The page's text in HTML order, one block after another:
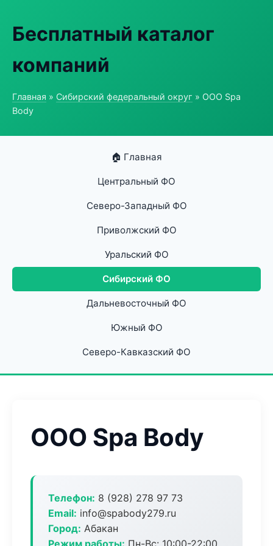
Бесплатный каталог
компаний
Главная » Сибирский федеральный округ » ООО Spa
Body
🏠 Главная
Центральный ФО
Северо-Западный ФО
Приволжский ФО
Уральский ФО
Сибирский ФО
Дальневосточный ФО
Южный ФО
Северо-Кавказский ФО
ООО Spa Body
Телефон: 8 (928) 278 97 73
Email: info@spabody279.ru
Город: Абакан
Режим работы: Пн-Вс: 10:00-22:00